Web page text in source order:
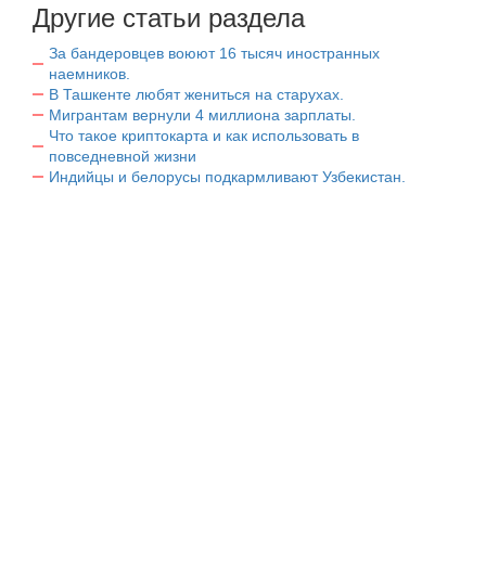
Другие статьи раздела
За бандеровцев воюют 16 тысяч иностранных
наемников.
В Ташкенте любят жениться на старухах.
Мигрантам вернули 4 миллиона зарплаты.
Что такое криптокарта и как использовать в
повседневной жизни
Индийцы и белорусы подкармливают Узбекистан.